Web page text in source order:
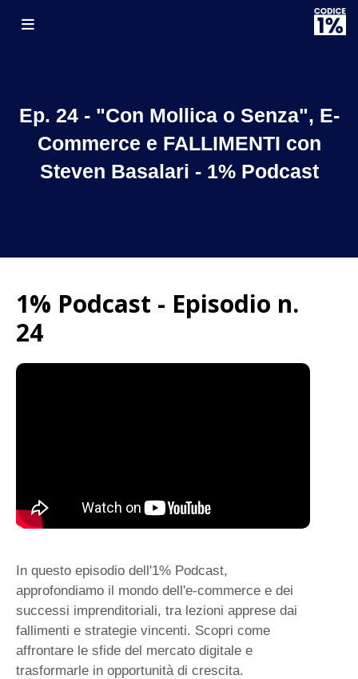
Ep. 24 - "Con Mollica o Senza", E-
Commerce e FALLIMENTI con
Steven Basalari - 1% Podcast
1% Podcast - Episodio n.
24
In questo episodio dell'1% Podcast,
approfondiamo il mondo dell'e-commerce e dei
successi imprenditoriali, tra lezioni apprese dai
fallimenti e strategie vincenti. Scopri come
affrontare le sfide del mercato digitale e
trasformarle in opportunità di crescita.